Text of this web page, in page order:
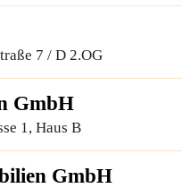
7 / D 2.OG
GmbH
1, Haus B
GmbH